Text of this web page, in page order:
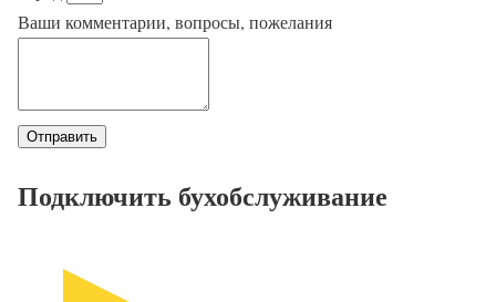
Ваши комментарии, вопросы, пожелания
Отправить
Подключить бухобслуживание